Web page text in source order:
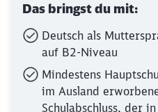
Das bringst du mit:
Deutsch als
auf B2-Niveau
Mindestens
im Ausland
Schulabschluss, der